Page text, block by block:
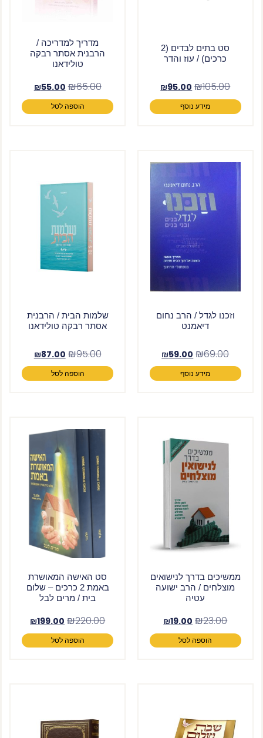
סט בתים לבדים (2
כרכים) / עוז והדר
₪105.00
₪95.00
מידע נוסף
מדריך למדריכה /
הרבנית אסתר רבקה
טולידאנו
₪65.00
₪55.00
הוספה לסל
וזכנו לגדל / הרב נחום
דיאמנט
₪69.00
₪59.00
מידע נוסף
שלמות הבית / הרבנית
אסתר רבקה טולידאנו
₪95.00
₪87.00
הוספה לסל
ממשיכים בדרך לנישואים
מוצלחים / הרב ישועה
עטיה
₪23.00
₪19.00
הוספה לסל
סט האישה המאושרת
באמת 2 כרכים – שלום
בית / מרים לבל
₪220.00
₪199.00
הוספה לסל